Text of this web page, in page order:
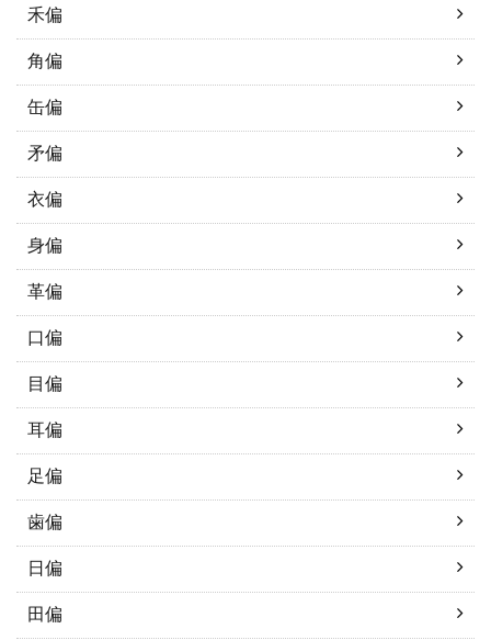
禾偏
角偏
缶偏
矛偏
衣偏
身偏
革偏
口偏
目偏
耳偏
足偏
歯偏
日偏
田偏